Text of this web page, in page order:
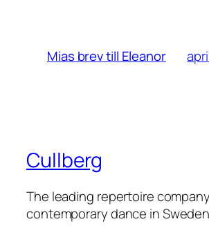
Mias brev till Eleanor
Cullberg
The leading repertoire
contemporary dance in Sweden